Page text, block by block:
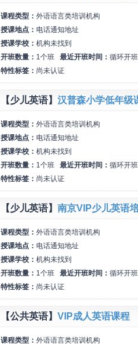
课程类型： 外语语言类培训机构
授课地点： 电话通知地址
授课学校： 机构未找到
开班数量： 1个班 最近开班时间： 循环开班
特性标签： 尚未认证
【少儿英语】 汉普森小学低年级
课程类型： 外语语言类培训机构
授课地点： 电话通知地址
授课学校： 机构未找到
开班数量： 1个班 最近开班时间： 循环开班
特性标签： 尚未认证
【少儿英语】 南京VIP少儿英语
课程类型： 外语语言类培训机构
授课地点： 电话通知地址
授课学校： 机构未找到
开班数量： 1个班 最近开班时间： 循环开班
特性标签： 尚未认证
【公共英语】 VIP成人英语课程
课程类型： 外语语言类培训机构